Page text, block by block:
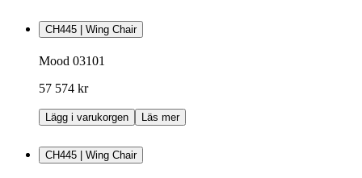
CH445 | Wing Chair
Mood 03101
57 574 kr
Lägg i varukorgen Läs mer
CH445 | Wing Chair